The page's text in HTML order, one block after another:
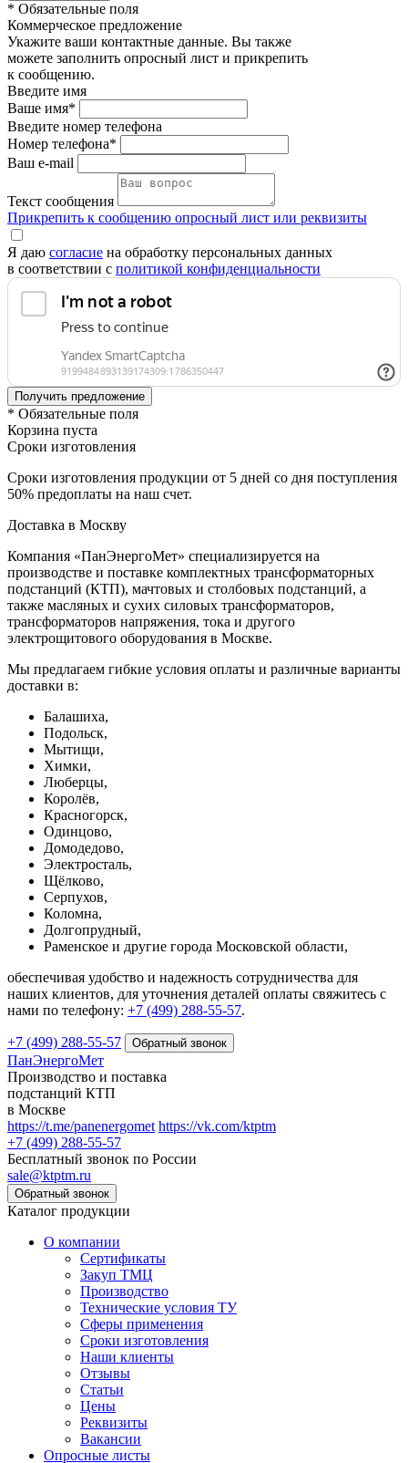
* Обязательные поля
Коммерческое предложение
Укажите ваши контактные данные. Вы также
можете заполнить опросный лист и прикрепить
к сообщению.
Введите имя
Ваше имя*
Введите номер телефона
Номер телефона*
Ваш e-mail
Текст сообщения
Прикрепить к сообщению опросный лист или реквизиты
Я даю согласие на обработку персональных данных
в соответствии с политикой конфиденциальности
* Обязательные поля
Корзина пуста
Сроки изготовления
Сроки изготовления продукции от 5 дней со дня поступления
50% предоплаты на наш счет.
Доставка в Москву
Компания «ПанЭнергоМет» специализируется на
производстве и поставке комплектных трансформаторных
подстанций (КТП), мачтовых и столбовых подстанций, а
также масляных и сухих силовых трансформаторов,
трансформаторов напряжения, тока и другого
электрощитового оборудования в Москве.
Мы предлагаем гибкие условия оплаты и различные варианты
доставки в:
Балашиха,
Подольск,
Мытищи,
Химки,
Люберцы,
Королёв,
Красногорск,
Одинцово,
Домодедово,
Электросталь,
Щёлково,
Серпухов,
Коломна,
Долгопрудный,
Раменское и другие города Московской области,
обеспечивая удобство и надежность сотрудничества для
наших клиентов, для уточнения деталей оплаты свяжитесь с
нами по телефону: +7 (499) 288-55-57.
+7 (499) 288-55-57
ПанЭнергоМет
Производство и поставка
подстанций КТП
в Москве
https://t.me/panenergomet https://vk.com/ktptm
+7 (499) 288-55-57
Бесплатный звонок по России
sale@ktptm.ru
Каталог продукции
О компании
Сертификаты
Закуп ТМЦ
Производство
Технические условия ТУ
Сферы применения
Сроки изготовления
Наши клиенты
Отзывы
Статьи
Цены
Реквизиты
Вакансии
Опросные листы